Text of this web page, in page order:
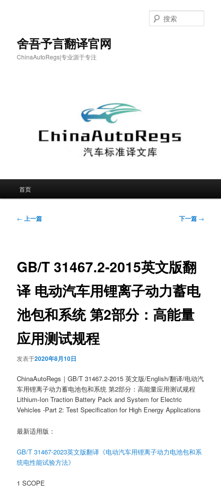
舍吾予言翻译官网
ChinaAutoRegs|专业源于专注
索
首页
文
← 上一篇 下一篇 →
GB/T 31467.2-2015英文版翻
译 电动汽车用锂离子动力蓄电
池包和系统 第2部分：高能量
应用测试规程
发表于2020年8月10日
ChinaAutoRegs｜GB/T 31467.2-2015 英文版/English/翻译/电动汽
车用锂离子动力蓄电池包和系统 第2部分：高能量应用测试规程
Lithium-Ion Traction Battery Pack and System for Electric
Vehicles -Part 2: Test Specification for High Energy Applications
最新适用版：
GB/T 31467-2023英文版翻译《电动汽车用锂离子动力电池包和系
统电性能试验方法》
1 SCOPE